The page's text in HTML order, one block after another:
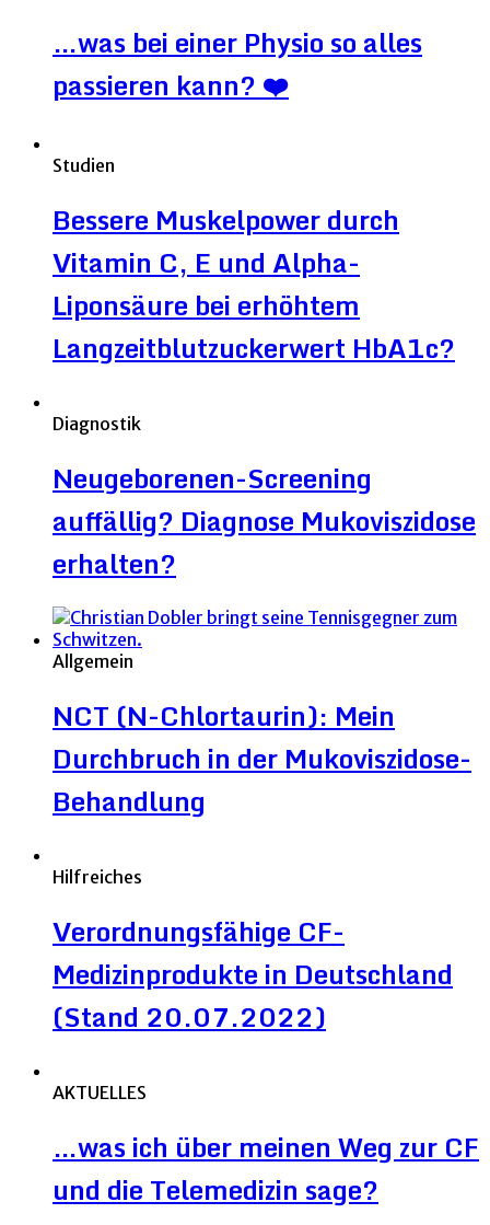
…was bei einer Physio so alles
passieren kann? ❤️
Studien
Bessere Muskelpower durch
Vitamin C, E und Alpha-
Liponsäure bei erhöhtem
Langzeitblutzuckerwert HbA1c?
Diagnostik
Neugeborenen-Screening
auffällig? Diagnose Mukoviszidose
erhalten?
Allgemein
NCT (N-Chlortaurin): Mein
Durchbruch in der Mukoviszidose-
Behandlung
Hilfreiches
Verordnungsfähige CF-
Medizinprodukte in Deutschland
(Stand 20.07.2022)
AKTUELLES
…was ich über meinen Weg zur CF
und die Telemedizin sage?